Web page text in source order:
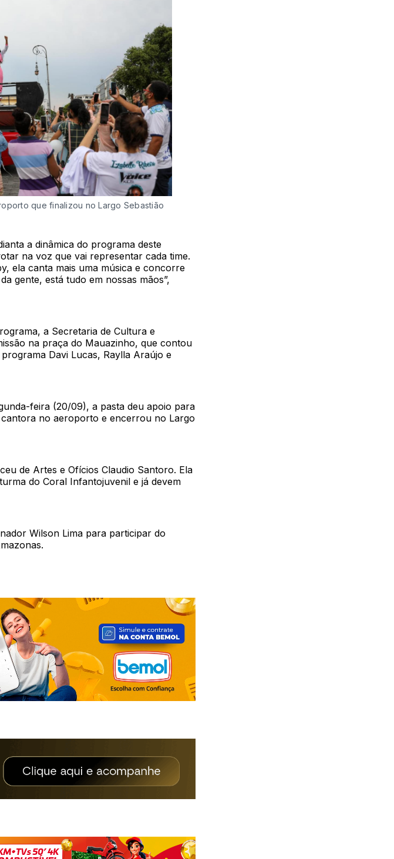
que finalizou no Largo Sebastião
a dinâmica do programa deste
na voz que vai representar cada time.
ela canta mais uma música e concorre
gente, está tudo em nossas mãos”,
a Secretaria de Cultura e
na praça do Mauazinho, que contou
Davi Lucas, Raylla Araújo e
feira (20/09), a pasta deu apoio para
no aeroporto e encerrou no Largo
de Artes e Ofícios Claudio Santoro. Ela
do Coral Infantojuvenil e já devem
Wilson Lima para participar do